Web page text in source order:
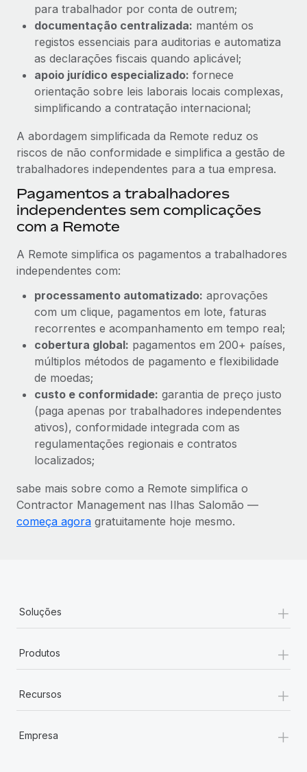
para trabalhador por conta de outrem;
documentação centralizada: mantém os
registos essenciais para auditorias e automatiza
as declarações fiscais quando aplicável;
apoio jurídico especializado: fornece
orientação sobre leis laborais locais complexas,
simplificando a contratação internacional;
A abordagem simplificada da Remote reduz os
riscos de não conformidade e simplifica a gestão de
trabalhadores independentes para a tua empresa.
Pagamentos a trabalhadores
independentes sem complicações
com a Remote
A Remote simplifica os pagamentos a trabalhadores
independentes com:
processamento automatizado: aprovações
com um clique, pagamentos em lote, faturas
recorrentes e acompanhamento em tempo real;
cobertura global: pagamentos em 200+ países,
múltiplos métodos de pagamento e flexibilidade
de moedas;
custo e conformidade: garantia de preço justo
(paga apenas por trabalhadores independentes
ativos), conformidade integrada com as
regulamentações regionais e contratos
localizados;
sabe mais sobre como a Remote simplifica o
Contractor Management nas Ilhas Salomão —
começa agora gratuitamente hoje mesmo.
Soluções +
Produtos +
Recursos +
Empresa +